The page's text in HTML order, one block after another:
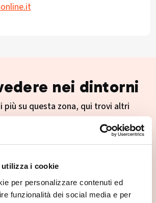
i cookie
per personalizzare contenuti ed
funzionalità dei social media e per
nei dintorni
più su questa zona, qui trovi altri